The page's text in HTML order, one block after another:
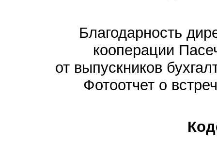
Благодарность
кооперации
от выпускников
Фотоотчет о